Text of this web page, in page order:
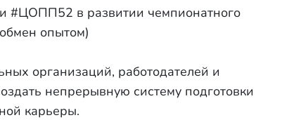
#ЦОПП52 в развитии чемпионатного
опытом)
организаций, работодателей и
непрерывную систему подготовки
карьеры.